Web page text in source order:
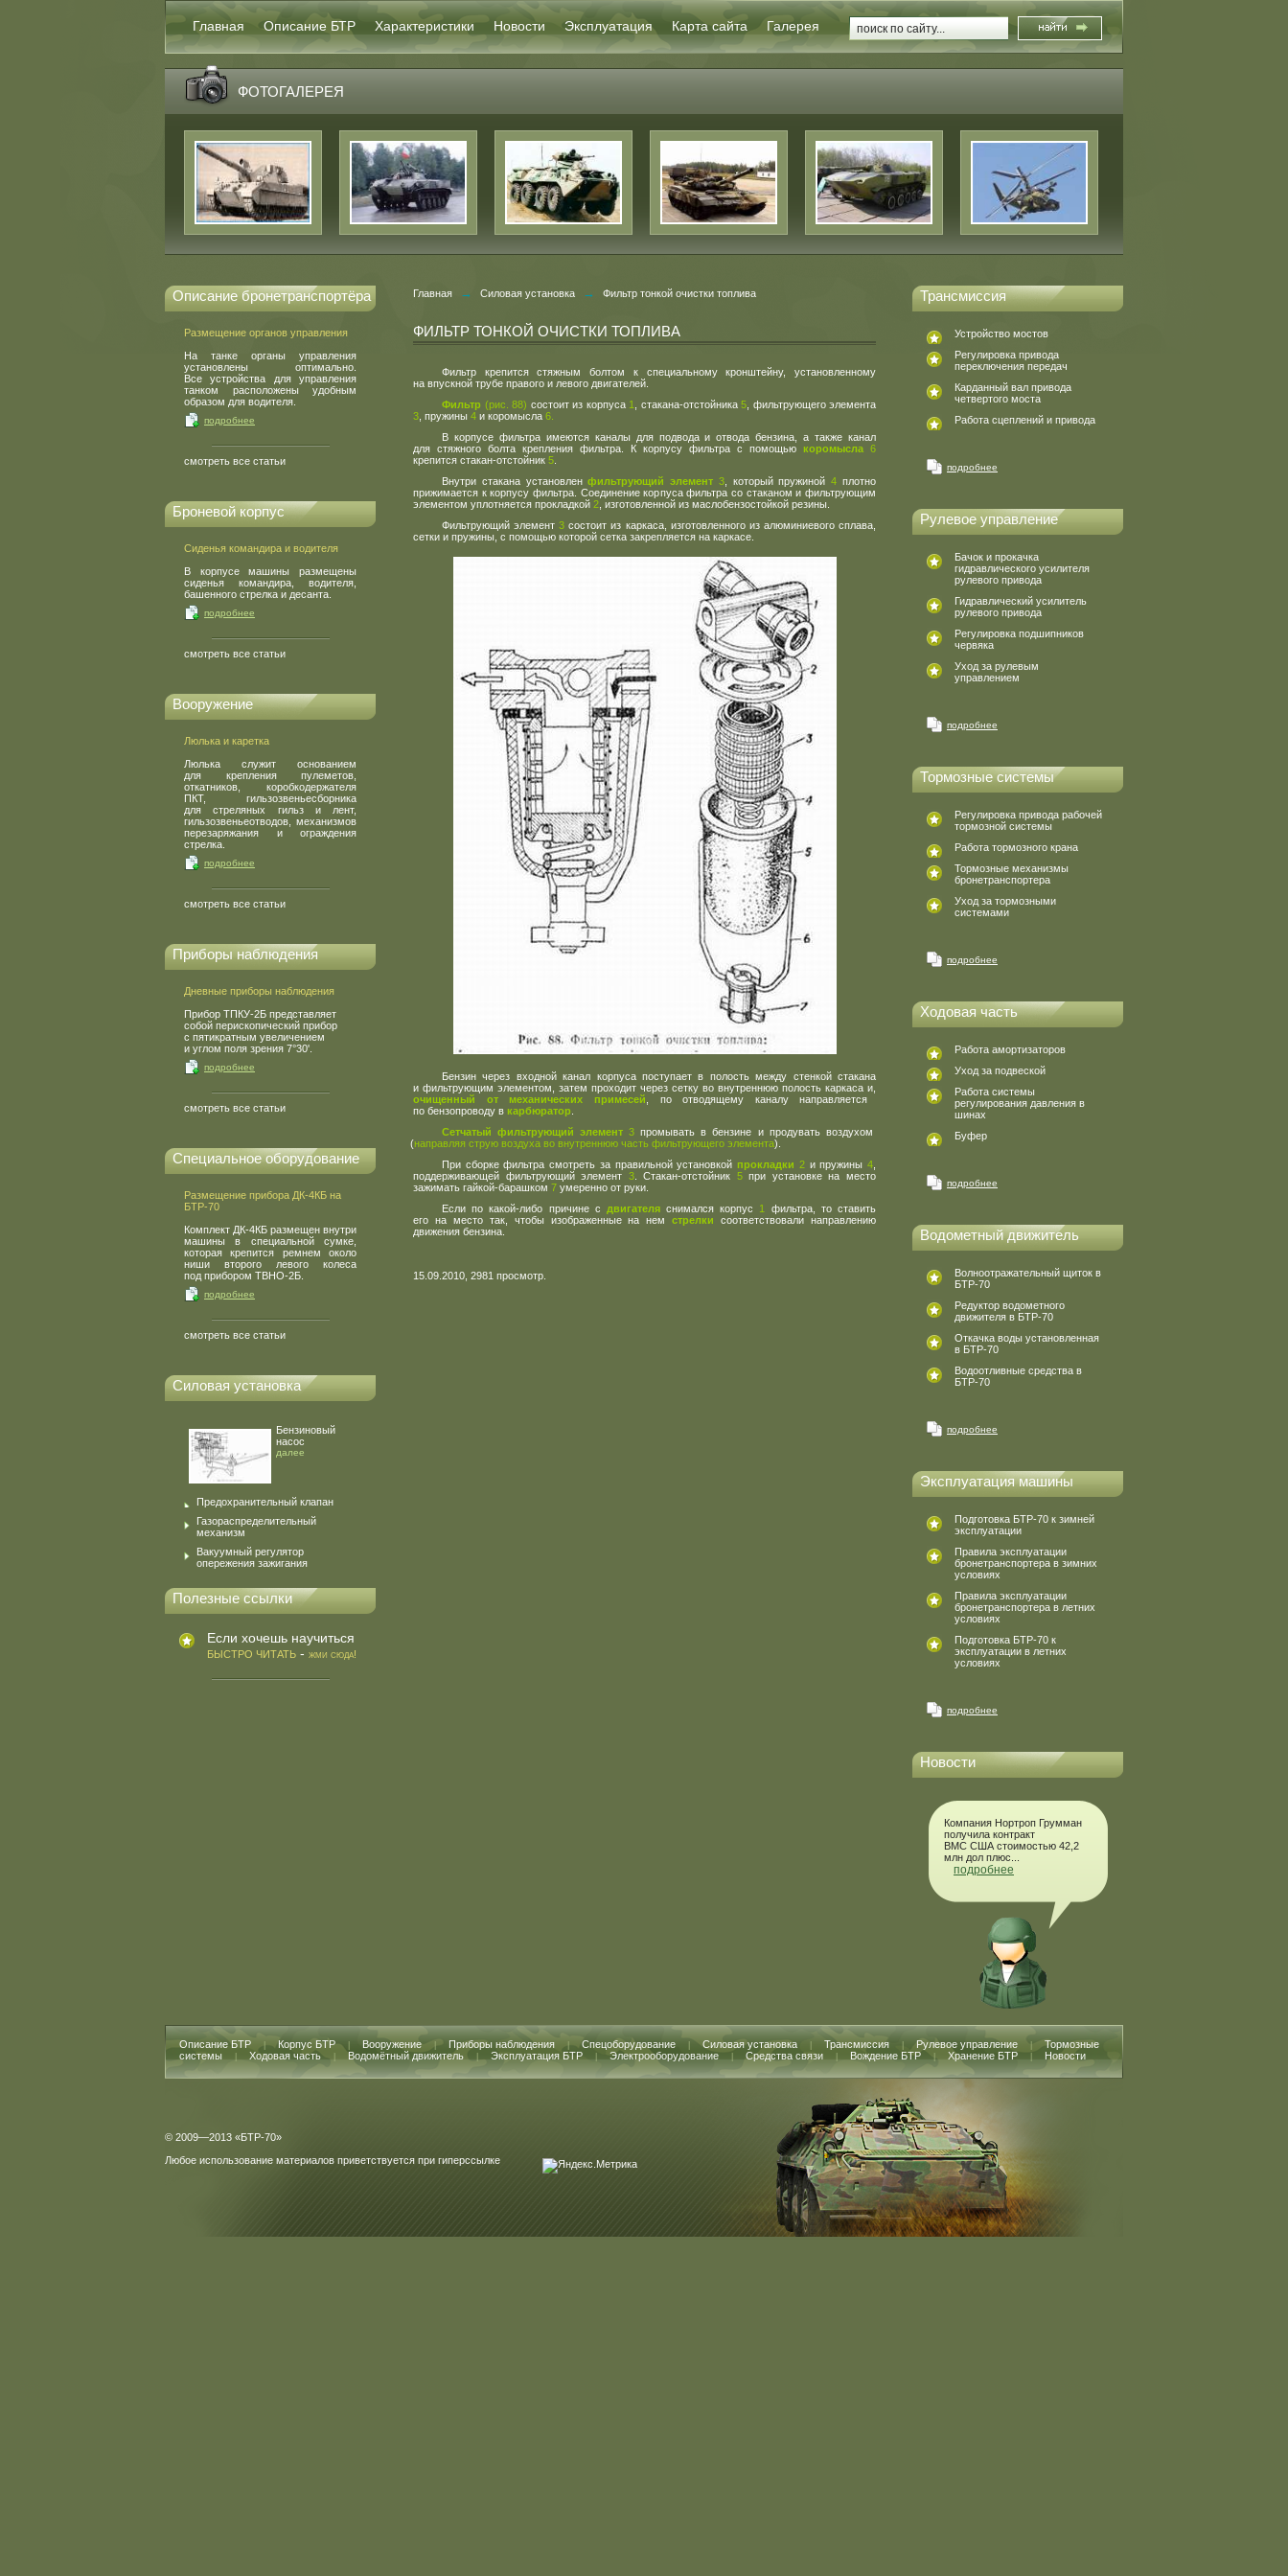
Главная Описание БТР Характеристики Новости Эксплуатация Карта сайта Галерея
ФОТОГАЛЕРЕЯ
Описание бронетранспортёра
Размещение органов управления
На танке органы управления
установлены оптимально.
Все устройства для управления
танком расположены удобным
образом для водителя.
подробнее
смотреть все статьи
Броневой корпус
Сиденья командира и водителя
В корпусе машины размещены
сиденья командира, водителя,
башенного стрелка и десанта.
подробнее
смотреть все статьи
Вооружение
Люлька и каретка
Люлька служит основанием
для крепления пулеметов,
откатников, коробкодержателя
ПКТ, гильзозвеньесборника
для стреляных гильз и лент,
гильзозвеньеотводов, механизмов
перезаряжания и ограждения
стрелка.
подробнее
смотреть все статьи
Приборы наблюдения
Дневные приборы наблюдения
Прибор ТПКУ-2Б представляет
собой перископический прибор
с пятикратным увеличением
и углом поля зрения 7°30'.
подробнее
смотреть все статьи
Специальное оборудование
Размещение прибора ДК-4КБ на
БТР-70
Комплект ДК-4КБ размещен внутри
машины в специальной сумке,
которая крепится ремнем около
ниши второго левого колеса
под прибором ТВНО-2Б.
подробнее
смотреть все статьи
Силовая установка
Бензиновый
насос
далее
Предохранительный клапан
Газораспределительный
механизм
Вакуумный регулятор
опережения зажигания
Полезные ссылки
Если хочешь научиться
БЫСТРО ЧИТАТЬ - жми сюда!
Главная → Силовая установка → Фильтр тонкой очистки топлива
ФИЛЬТР ТОНКОЙ ОЧИСТКИ ТОПЛИВА
Фильтр крепится стяжным болтом к специальному кронштейну, установленному
на впускной трубе правого и левого двигателей.
Фильтр (рис. 88) состоит из корпуса1 , стакана-отстойника 5 , фильтрующего элемента
3 , пружины 4 и коромысла 6.
В корпусе фильтра имеются каналы для подвода и отвода бензина, а также канал
для стяжного болта крепления фильтра. К корпусу фильтра с помощью коромысла 6
крепится стакан-отстойник 5
Внутри стакана установленфильтрующий элемент 3, который пружиной4 плотно
прижимается к корпусу фильтра. Соединение корпуса фильтра со стаканом и фильтрующим
элементом уплотняется прокладкой 2 , изготовленной из маслобензостойкой резины.
Фильтрующий элемент3 состоит из каркаса, изготовленного из алюминиевого сплава,
сетки и пружины, с помощью которой сетка закрепляется на каркасе.
Бензин через входной канал корпуса поступает в полость между стенкой стакана
и фильтрующим элементом, затем проходит через сетку во внутреннюю полость каркаса и,
очищенный от механических примесей , по отводящему каналу направляется
по бензопроводу в карбюратор
Сетчатый фильтрующий элемент 3 промывать в бензине и продувать воздухом
(направляя струю воздуха во внутреннюю часть фильтрующего элемента).
При сборке фильтра смотреть за правильной установкой прокладки 2 и пружины4
поддерживающей фильтрующий элемент 3. Стакан-отстойник 5при установке на место
зажимать гайкой-барашком 7 умеренно от руки.
Если по какой-либо причине с двигателяснимался корпус 1
фильтра, то ставить
его на место так, чтобы изображенные на немстрелки
соответствовали направлению
движения бензина.
15.09.2010, 2981 просмотр.
Трансмиссия
Устройство мостов
Регулировка привода
переключения передач
Карданный вал привода
четвертого моста
Работа сцеплений и привода
подробнее
Рулевое управление
Бачок и прокачка
гидравлического усилителя
рулевого привода
Гидравлический усилитель
рулевого привода
Регулировка подшипников
червяка
Уход за рулевым
управлением
подробнее
Тормозные системы
Регулировка привода рабочей
тормозной системы
Работа тормозного крана
Тормозные механизмы
бронетранспортера
Уход за тормозными
системами
подробнее
Ходовая часть
Работа амортизаторов
Уход за подвеской
Работа системы
регулирования давления в
шинах
Буфер
подробнее
Водометный движитель
Волноотражательный щиток в
БТР-70
Редуктор водометного
движителя в БТР-70
Откачка воды установленная
в БТР-70
Водоотливные средства в
БТР-70
подробнее
Эксплуатация машины
Подготовка БТР-70 к зимней
эксплуатации
Правила эксплуатации
бронетранспортера в зимних
условиях
Правила эксплуатации
бронетранспортера в летних
условиях
Подготовка БТР-70 к
эксплуатации в летних
условиях
подробнее
Новости
Компания Нортроп Грумман
получила контракт
ВМС США стоимостью 42,2
млн дол плюс...
подробнее
Описание БТР Корпус БТР Вооружение Приборы наблюдения Спецоборудование Силовая установка Трансмиссия Рулевое управление
Тормозные
системы
Ходовая часть Водомётный движитель Эксплуатация БТР Электрооборудование Средства связи Вождение БТР Хранение БТР Новости
© 2009—2013 «БТР-70»
Любое использование материалов приветствуется при гиперссылке